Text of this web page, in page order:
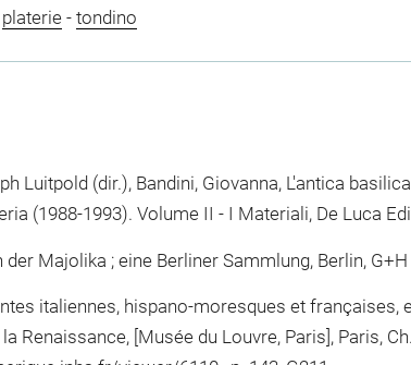
platerie- tondino
Luitpold (dir.), Bandini, Giovanna, L'antica
(1988-1993). Volume II - I Materiali, De Luca
Majolika ; eine Berliner Sammlung, Berlin, G+H
italiennes, hispano-moresques et françaises,
Renaissance, [Musée du Louvre, Paris], Paris,